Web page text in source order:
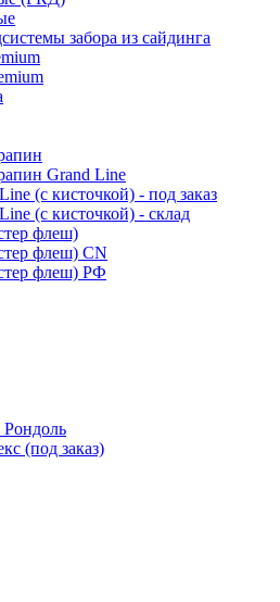
забора из сайдинга
Grand Line
(с кисточкой) - под заказ
(с кисточкой) - склад
флеш)
флеш) CN
флеш) РФ
(под заказ)